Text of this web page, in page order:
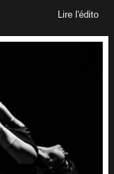
Lire l'édito